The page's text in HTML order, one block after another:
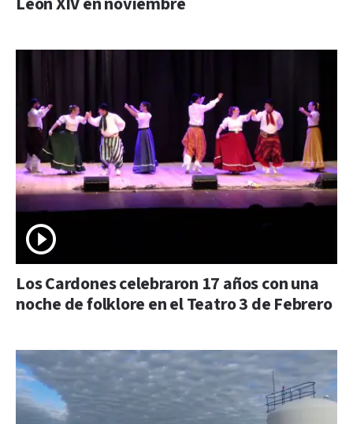
Los Cardones celebraron 17 años con una
noche de folklore en el Teatro 3 de Febrero